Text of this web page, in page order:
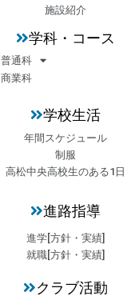
施設紹介
学科・コース
普通科
商業科
学校生活
年間スケジュール
制服
高松中央高校生のある1日
進路指導
進学[方針・実績]
就職[方針・実績]
クラブ活動